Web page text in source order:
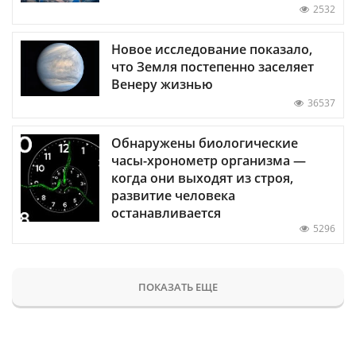
2532
Новое исследование показало,
что Земля постепенно заселяет
Венеру жизнью
36537
Обнаружены биологические
часы-хронометр организма —
когда они выходят из строя,
развитие человека
останавливается
5296
ПОКАЗАТЬ ЕЩЕ